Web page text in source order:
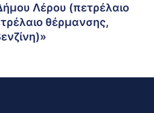
Λέρου (πετρέλαιο
θέρμανσης,